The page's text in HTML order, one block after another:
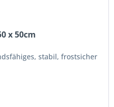
x 50cm
stabil, frostsicher